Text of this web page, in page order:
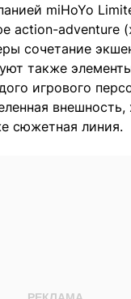
miHoYo
action-adventure
сочетание
также
игрового
внешность,
сюжетная линия.